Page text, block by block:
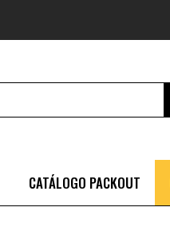
CATÁLOGO PACKOUT